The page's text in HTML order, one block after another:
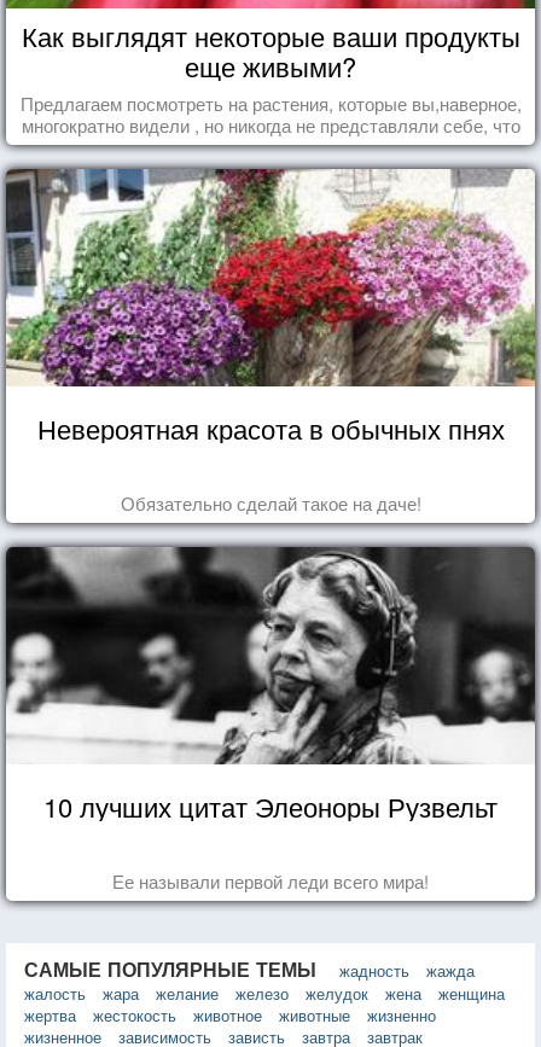
Как выглядят некоторые ваши продукты
еще живыми?
Предлагаем посмотреть на растения, которые вы,наверное,
многократно видели , но никогда не представляли себе, что
употребляете их в пищу.
Невероятная красота в обычных пнях
Обязательно сделай такое на даче!
10 лучших цитат Элеоноры Рузвельт
Ее называли первой леди всего мира!
САМЫЕ ПОПУЛЯРНЫЕ ТЕМЫ жадность
жажда
жалость
жара желание железо желудок жена
женщина
жертва
жестокость животное животные
жизненно
жизненное
зависимость зависть завтра
завтрак